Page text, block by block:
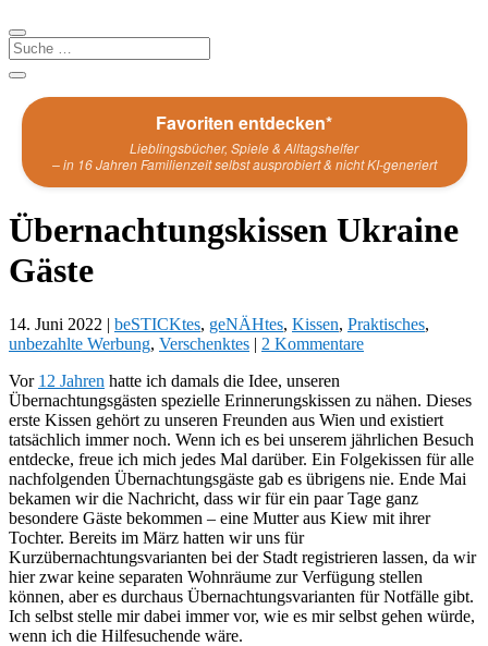
Favoriten entdecken*
Lieblingsbücher, Spiele & Alltagshelfer
– in 16 Jahren Familienzeit selbst ausprobiert & nicht KI-generiert
Übernachtungskissen Ukraine
Gäste
14. Juni 2022 | beSTICKtes, geNÄHtes, Kissen, Praktisches,
unbezahlte Werbung, Verschenktes | 2 Kommentare
Vor 12 Jahren hatte ich damals die Idee, unseren
Übernachtungsgästen spezielle Erinnerungskissen zu nähen. Dieses
erste Kissen gehört zu unseren Freunden aus Wien und existiert
tatsächlich immer noch. Wenn ich es bei unserem jährlichen Besuch
entdecke, freue ich mich jedes Mal darüber. Ein Folgekissen für alle
nachfolgenden Übernachtungsgäste gab es übrigens nie. Ende Mai
bekamen wir die Nachricht, dass wir für ein paar Tage ganz
besondere Gäste bekommen – eine Mutter aus Kiew mit ihrer
Tochter. Bereits im März hatten wir uns für
Kurzübernachtungsvarianten bei der Stadt registrieren lassen, da wir
hier zwar keine separaten Wohnräume zur Verfügung stellen
können, aber es durchaus Übernachtungsvarianten für Notfälle gibt.
Ich selbst stelle mir dabei immer vor, wie es mir selbst gehen würde,
wenn ich die Hilfesuchende wäre.